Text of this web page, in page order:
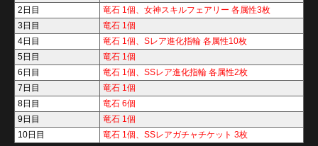
2日目
竜石 1個、女神スキルフェアリー 各属性3枚
3日目
竜石 1個
4日目
竜石 1個、Sレア進化指輪 各属性10枚
5日目
竜石 1個
6日目
竜石 1個、SSレア進化指輪 各属性2枚
7日目
竜石 1個
8日目
竜石 6個
9日目
竜石 1個
10日目
竜石 1個、SSレアガチャチケット 3枚